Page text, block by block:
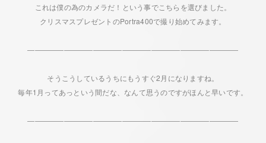
これは僕の為のカメラだ！という事でこちらを選びました。
クリスマスプレゼントのPortra400で撮り始めてみます。
―――――――――――――――――――――――――――――
そうこうしているうちにもうすぐ2月になりますね。
毎年1月ってあっという間だな、なんて思うのですがほんと早いです。
―――――――――――――――――――――――――――――